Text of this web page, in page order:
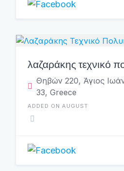
λαζαράκης τεχνικό
Θηβών 220, Άγιος
33, Greece
ADDED ON AUGUST